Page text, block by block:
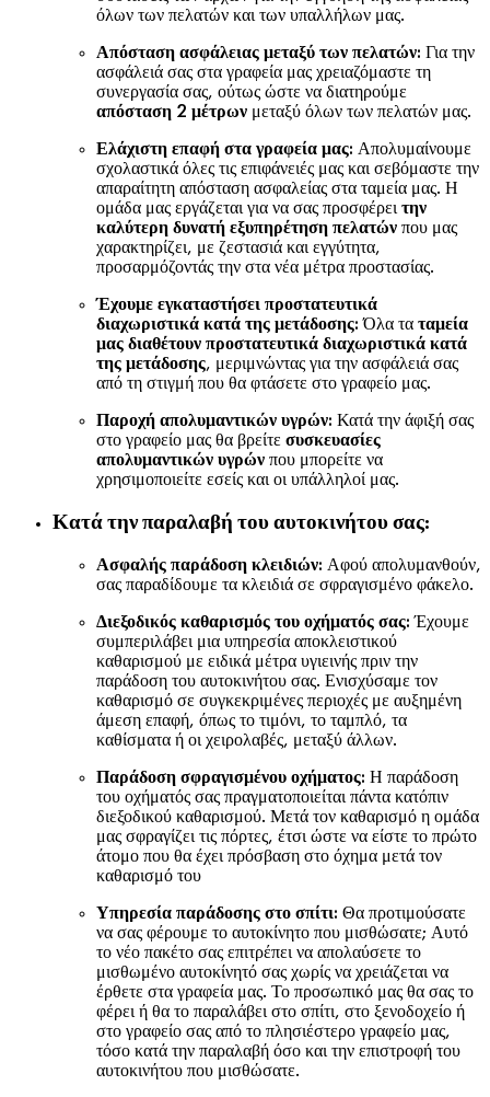
όλων των πελατών και των υπαλλήλων μας.
Απόσταση ασφάλειας μεταξύ των πελατών: Για την
ασφάλειά σας στα γραφεία μας χρειαζόμαστε τη
συνεργασία σας, ούτως ώστε να διατηρούμε
απόσταση 2 μέτρων μεταξύ όλων των πελατών μας.
Ελάχιστη επαφή στα γραφεία μας: Απολυμαίνουμε
σχολαστικά όλες τις επιφάνειές μας και σεβόμαστε την
απαραίτητη απόσταση ασφαλείας στα ταμεία μας. Η
ομάδα μας εργάζεται για να σας προσφέρει την
καλύτερη δυνατή εξυπηρέτηση πελατών που μας
χαρακτηρίζει, με ζεστασιά και εγγύτητα,
προσαρμόζοντάς την στα νέα μέτρα προστασίας.
Έχουμε εγκαταστήσει προστατευτικά
διαχωριστικά κατά της μετάδοσης: Όλα τα ταμεία
μας διαθέτουν προστατευτικά διαχωριστικά κατά
της μετάδοσης, μεριμνώντας για την ασφάλειά σας
από τη στιγμή που θα φτάσετε στο γραφείο μας.
Παροχή απολυμαντικών υγρών: Κατά την άφιξή σας
στο γραφείο μας θα βρείτε συσκευασίες
απολυμαντικών υγρών που μπορείτε να
χρησιμοποιείτε εσείς και οι υπάλληλοί μας.
Κατά την παραλαβή του αυτοκινήτου σας:
Ασφαλής παράδοση κλειδιών: Αφού απολυμανθούν,
σας παραδίδουμε τα κλειδιά σε σφραγισμένο φάκελο.
Διεξοδικός καθαρισμός του οχήματός σας: Έχουμε
συμπεριλάβει μια υπηρεσία αποκλειστικού
καθαρισμού με ειδικά μέτρα υγιεινής πριν την
παράδοση του αυτοκινήτου σας. Ενισχύσαμε τον
καθαρισμό σε συγκεκριμένες περιοχές με αυξημένη
άμεση επαφή, όπως το τιμόνι, το ταμπλό, τα
καθίσματα ή οι χειρολαβές, μεταξύ άλλων.
Παράδοση σφραγισμένου οχήματος: Η παράδοση
του οχήματός σας πραγματοποιείται πάντα κατόπιν
διεξοδικού καθαρισμού. Μετά τον καθαρισμό η ομάδα
μας σφραγίζει τις πόρτες, έτσι ώστε να είστε το πρώτο
άτομο που θα έχει πρόσβαση στο όχημα μετά τον
καθαρισμό του
Υπηρεσία παράδοσης στο σπίτι: Θα προτιμούσατε
να σας φέρουμε το αυτοκίνητο που μισθώσατε; Αυτό
το νέο πακέτο σας επιτρέπει να απολαύσετε το
μισθωμένο αυτοκίνητό σας χωρίς να χρειάζεται να
έρθετε στα γραφεία μας. Το προσωπικό μας θα σας το
φέρει ή θα το παραλάβει στο σπίτι, στο ξενοδοχείο ή
στο γραφείο σας από το πλησιέστερο γραφείο μας,
τόσο κατά την παραλαβή όσο και την επιστροφή του
αυτοκινήτου που μισθώσατε.